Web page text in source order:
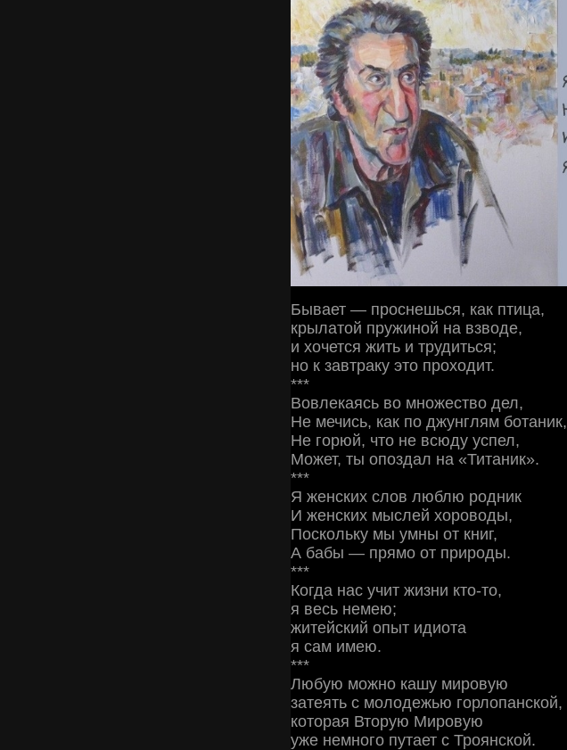
Бывает — проснешься, как птица,
крылатой пружиной на взводе,
и хочется жить и трудиться;
но к завтраку это проходит.
***
Вовлекаясь во множество дел,
Не мечись, как по джунглям ботаник,
Не горюй, что не всюду успел,
Может, ты опоздал на «Титаник».
***
Я женских слов люблю родник
И женских мыслей хороводы,
Поскольку мы умны от книг,
А бабы — прямо от природы.
***
Когда нас учит жизни кто-то,
я весь немею;
житейский опыт идиота
я сам имею.
***
Любую можно кашу мировую
затеять с молодежью горлопанской,
которая Вторую Мировую
уже немного путает с Троянской.